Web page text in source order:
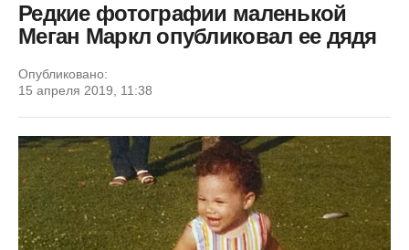
Редкие фотографии маленькой
Меган Маркл опубликовал ее дядя
Опубликовано:
15 апреля 2019, 11:38